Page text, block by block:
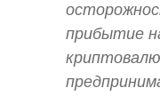
прибытие